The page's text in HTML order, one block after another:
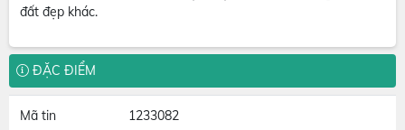
đất đẹp khác.
ĐẶC ĐIỂM
Mã tin 1233082